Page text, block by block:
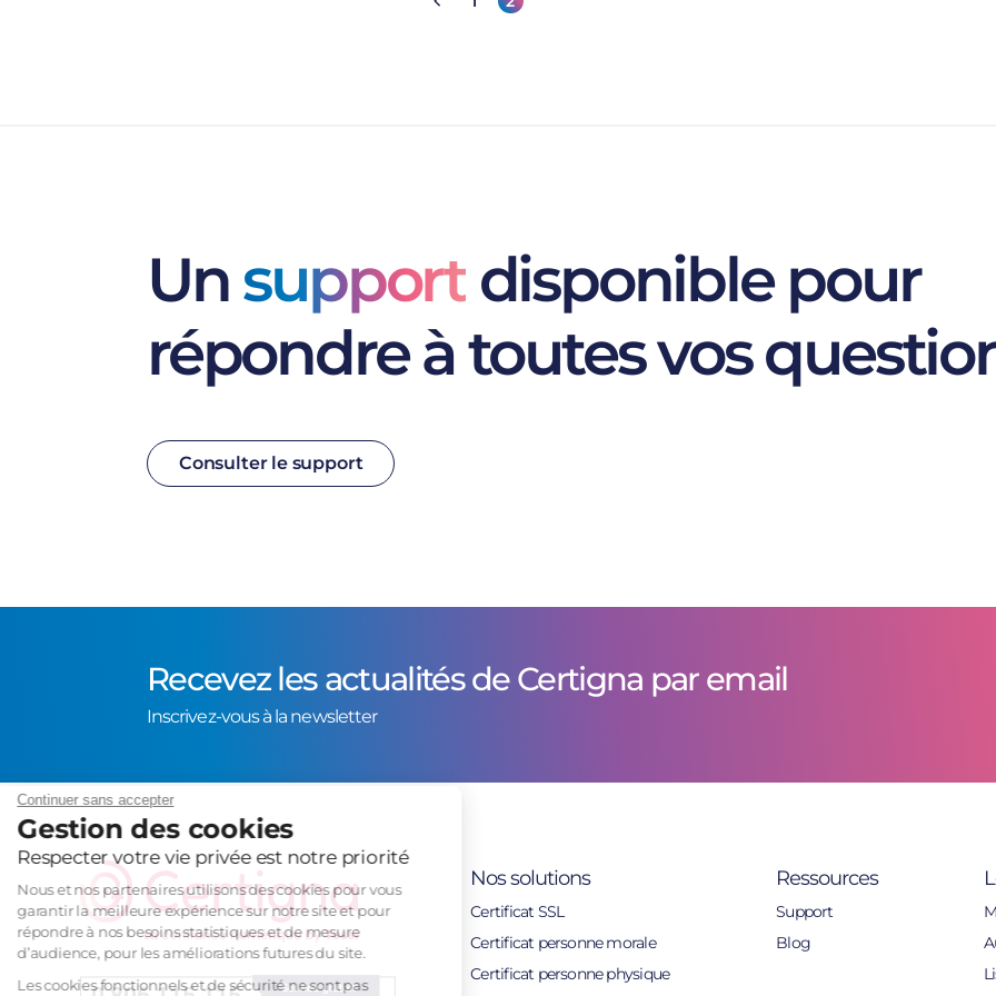
Continuer sans accepter
Gestion des cookies
Respecter votre vie privée est notre priorité
Nous et nos partenaires utilisons des cookies pour vous
garantir la meilleure expérience sur notre site et pour
répondre à nos besoins statistiques et de mesure
d’audience, pour les améliorations futures du site.
Les cookies fonctionnels et de sécurité ne sont pas
Unsupportdisponible pour
répondre à toutes vos
Consulter le support
Recevez les actualités de Certigna par email
Inscrivez-vous à la newsletter
Nos solutions
Certificat SSL
Certificat personne morale
Certificat personne physique
Ressources
Support
Blog